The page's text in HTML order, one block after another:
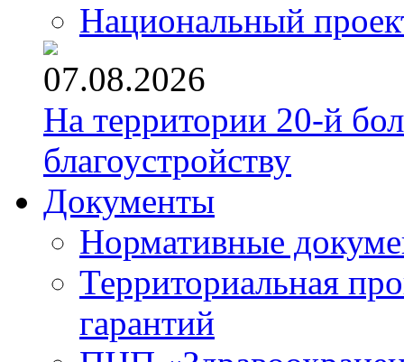
Национальный
07.08.2026
На территории 20-й
благоустройству
Документы
Нормативные
Территориальная
гарантий